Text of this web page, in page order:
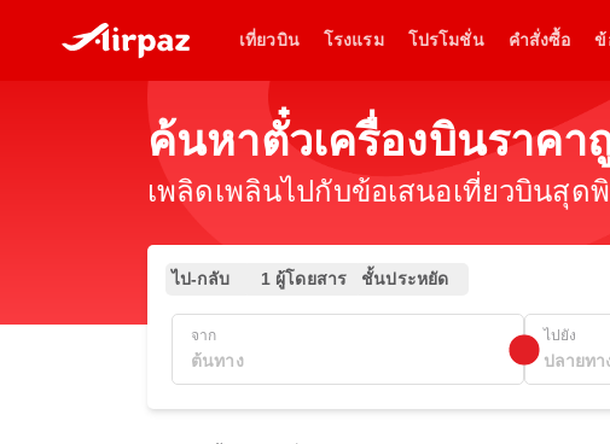
เที่ยวบิน โรงแรม โปรโมชั่น คำสั่งซื้อ ข้
ค้นหาตั๋วเครื่องบินราคา
เพลิดเพลินไปกับข้อเสนอเที่ยวบินสุ
ไป-กลับ 1 ผู้โดยสาร ชั้นประหยัด
จาก ไปยัง